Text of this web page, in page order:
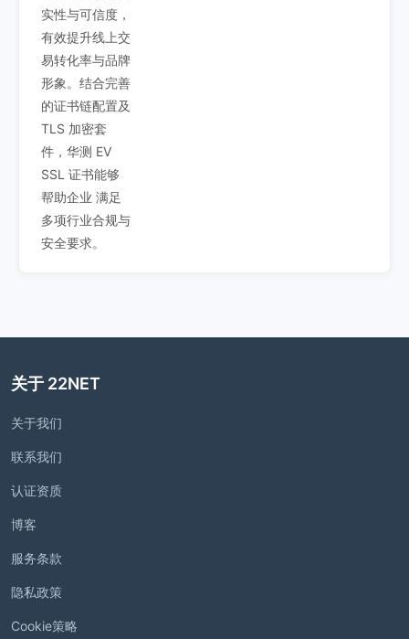
实性与可信度，
有效提升线上交
易转化率与品牌
形象。结合完善
的证书链配置及
TLS 加密套
件，华测 EV
SSL 证书能够
帮助企业 满足
多项行业合规与
安全要求。
关于 22NET
关于我们
联系我们
认证资质
博客
服务条款
隐私政策
Cookie策略